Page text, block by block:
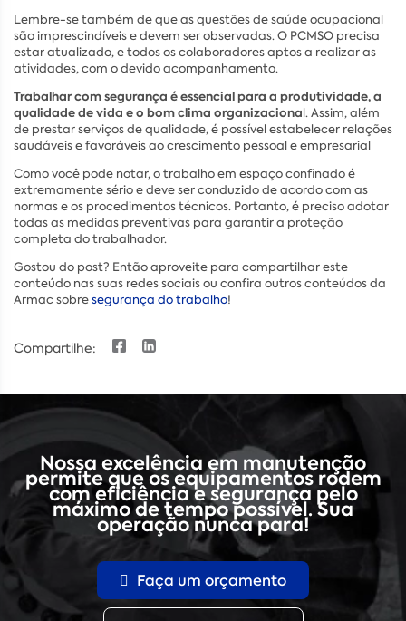
Lembre-se também de que as questões de saúde ocupacional
são imprescindíveis e devem ser observadas. O PCMSO precisa
estar atualizado, e todos os colaboradores aptos a realizar as
atividades, com o devido acompanhamento.
Trabalhar com segurança é essencial para a produtividade, a
qualidade de vida e o bom clima organizacional. Assim, além
de prestar serviços de qualidade, é possível estabelecer relações
saudáveis e favoráveis ao crescimento pessoal e empresarial
Como você pode notar, o trabalho em espaço confinado é
extremamente sério e deve ser conduzido de acordo com as
normas e os procedimentos técnicos. Portanto, é preciso adotar
todas as medidas preventivas para garantir a proteção
completa do trabalhador.
Gostou do post? Então aproveite para compartilhar este
conteúdo nas suas redes sociais ou confira outros conteúdos da
Armac sobresegurança do trabalho!
Compartilhe:
Nossa excelência em manutenção
permite que os equipamentos rodem
com eficiência e segurança pelo
máximo de tempo possível. Sua
operação nunca para!
Faça um orçamento